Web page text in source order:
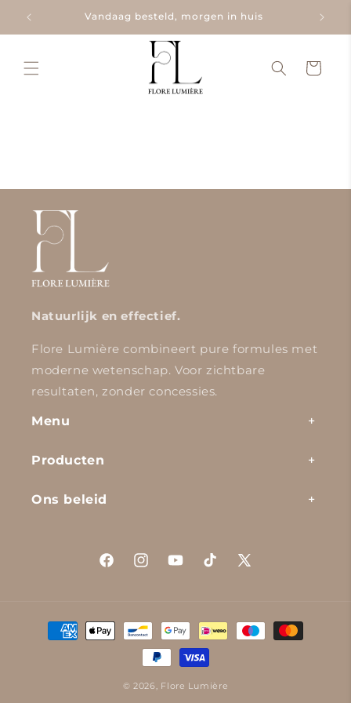
naar de
content
Vandaag besteld, morgen in huis
Natuurlijk en effectief.
Flore Lumière combineert pure formules met
moderne wetenschap. Voor zichtbare
resultaten, zonder concessies.
Menu
Producten
Ons beleid
FacebookInstagramYouTubeTikTok X
Betaalmethoden
© 2026, Flore Lumière